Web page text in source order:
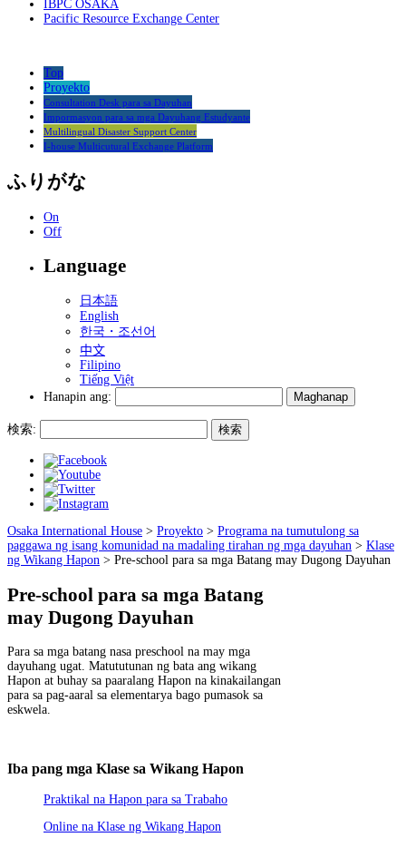
IBPC OSAKA
Pacific Resource Exchange Center
Top
Proyekto
Consultation Desk para sa Dayuhan
Impormasyon para sa mga Dayuhang Estudyante
Multilingual Disaster Support Center
I-house Multicutural Exchange Platform
ふりがな
On
Off
Language
日本語
English
한국・조선어
中文
Filipino
Tiếng Việt
Hanapin ang:
検索:
Osaka International House > Proyekto > Programa na tumutulong sa
paggawa ng isang komunidad na madaling tirahan ng mga dayuhan > Klase
ng Wikang Hapon > Pre-school para sa mga Batang may Dugong Dayuhan
Pre-school para sa mga Batang
may Dugong Dayuhan
Para sa mga batang nasa preschool na may mga
dayuhang ugat. Matututunan ng bata ang wikang
Hapon at buhay sa paaralang Hapon na kinakailangan
para sa pag-aaral sa elementarya bago pumasok sa
eskwela.
Iba pang mga Klase sa Wikang Hapon
Praktikal na Hapon para sa Trabaho
Online na Klase ng Wikang Hapon